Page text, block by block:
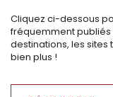
Cliquez ci-dessous
fréquemment
destinations, les
bien plus !